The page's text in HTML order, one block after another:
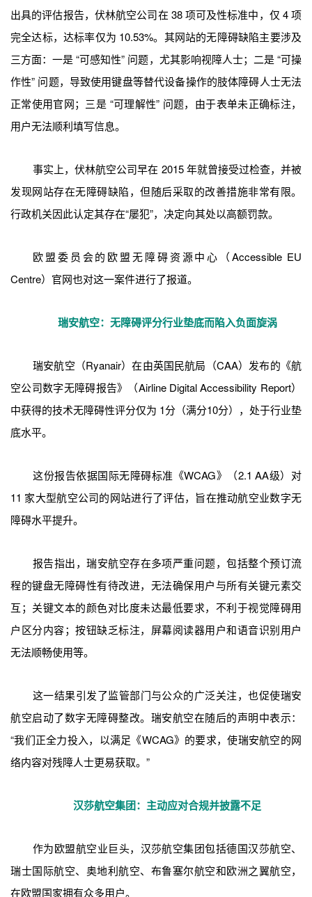
出具的评估报告，伏林航空公司在 38 项可及性标准中，仅 4 项
完全达标，达标率仅为 10.53%。其网站的无障碍缺陷主要涉及
三方面：一是 “可感知性” 问题，尤其影响视障人士；二是 “可操
作性” 问题，导致使用键盘等替代设备操作的肢体障碍人士无法
正常使用官网；三是 “可理解性” 问题，由于表单未正确标注，
用户无法顺利填写信息。
事实上，伏林航空公司早在 2015 年就曾接受过检查，并被
发现网站存在无障碍缺陷，但随后采取的改善措施非常有限。
行政机关因此认定其存在“屡犯”，决定向其处以高额罚款。
欧盟委员会的欧盟无障碍资源中心（Accessible EU
Centre）官网也对这一案件进行了报道。
瑞安航空：无障碍评分行业垫底而陷入负面旋涡
瑞安航空（Ryanair）在由英国民航局（CAA）发布的《航
空公司数字无障碍报告》（Airline Digital Accessibility Report）
中获得的技术无障碍性评分仅为 1分（满分10分），处于行业垫
底水平。
这份报告依据国际无障碍标准《WCAG》（2.1 AA级）对
11 家大型航空公司的网站进行了评估， 旨在推动航空业数字无
障碍水平提升。
报告指出，瑞安航空存在多项严重问题，包括整个预订流
程的键盘无障碍性有待改进，无法确保用户与所有关键元素交
互；关键文本的颜色对比度未达最低要求，不利于视觉障碍用
户区分内容；按钮缺乏标注，屏幕阅读器用户和语音识别用户
无法顺畅使用等。
这一结果引发了监管部门与公众的广泛关注，也促使瑞安
航空启动了数字无障碍整改。瑞安航空在随后的声明中表示：
“我们正全力投入，以满足《WCAG》的要求，使瑞安航空的网
络内容对残障人士更易获取。”
汉莎航空集团：主动应对合规并披露不足
作为欧盟航空业巨头，汉莎航空集团包括德国汉莎航空、
瑞士国际航空、奥地利航空、布鲁塞尔航空和欧洲之翼航空，
在欧盟国家拥有众多用户。